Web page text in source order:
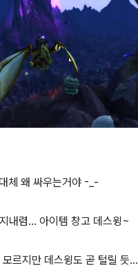
체 왜 싸우는거야 -_-
내렴... 아이템 창고 데스윙~
르지만 데스윙도 곧 털릴 듯...